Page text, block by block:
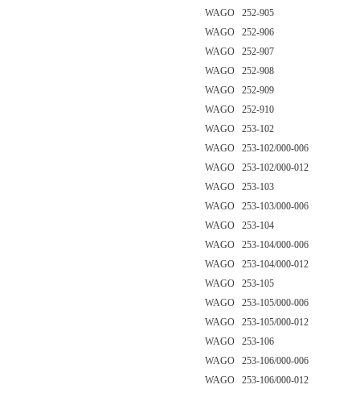
WAGO 252-905
WAGO 252-906
WAGO 252-907
WAGO 252-908
WAGO 252-909
WAGO 252-910
WAGO 253-102
WAGO 253-102/000-006
WAGO 253-102/000-012
WAGO 253-103
WAGO 253-103/000-006
WAGO 253-104
WAGO 253-104/000-006
WAGO 253-104/000-012
WAGO 253-105
WAGO 253-105/000-006
WAGO 253-105/000-012
WAGO 253-106
WAGO 253-106/000-006
WAGO 253-106/000-012